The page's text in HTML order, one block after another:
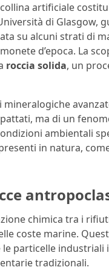
artificiale
di Glasgow,
su alcuni strati di
d’epoca. La
roccia solida, un
ma di un
ambientali
in natura,
chimica tra i
coste marine.
le particelle
tradizionali.